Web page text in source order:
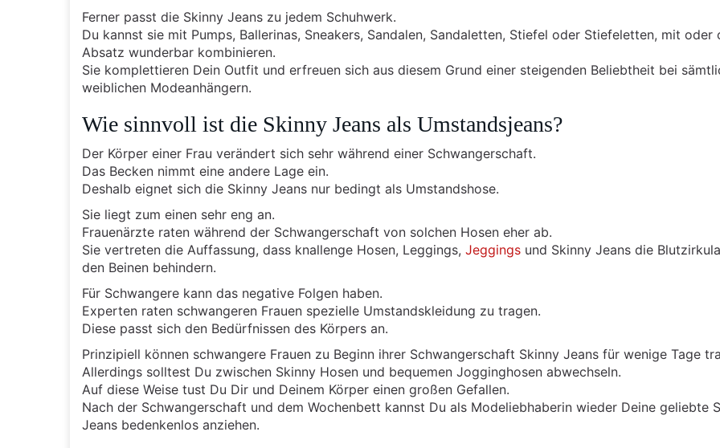
Ferner passt die Skinny Jeans zu jedem Schuhwerk.
Du kannst sie mit Pumps, Ballerinas, Sneakers, Sandalen, Sandaletten, Stiefel oder Stiefeletten, mit oder
Absatz wunderbar kombinieren.
Sie komplettieren Dein Outfit und erfreuen sich aus diesem Grund einer steigenden Beliebtheit bei
weiblichen Modeanhängern.
Wie sinnvoll ist die Skinny Jeans als Umstandsjeans?
Der Körper einer Frau verändert sich sehr während einer Schwangerschaft.
Das Becken nimmt eine andere Lage ein.
Deshalb eignet sich die Skinny Jeans nur bedingt als Umstandshose.
Sie liegt zum einen sehr eng an.
Frauenärzte raten während der Schwangerschaft von solchen Hosen eher ab.
Sie vertreten die Auffassung, dass knallenge Hosen, Leggings, Jeggings und Skinny Jeans die
den Beinen behindern.
Für Schwangere kann das negative Folgen haben.
Experten raten schwangeren Frauen spezielle Umstandskleidung zu tragen.
Diese passt sich den Bedürfnissen des Körpers an.
Prinzipiell können schwangere Frauen zu Beginn ihrer Schwangerschaft Skinny Jeans für wenige Tage
Allerdings solltest Du zwischen Skinny Hosen und bequemen Jogginghosen abwechseln.
Auf diese Weise tust Du Dir und Deinem Körper einen großen Gefallen.
Nach der Schwangerschaft und dem Wochenbett kannst Du als Modeliebhaberin wieder Deine geliebte
Jeans bedenkenlos anziehen.